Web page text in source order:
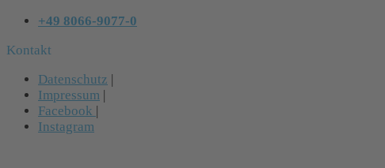
+49 8066-9077-0
Kontakt
Datenschutz |
Impressum |
Facebook |
Instagram